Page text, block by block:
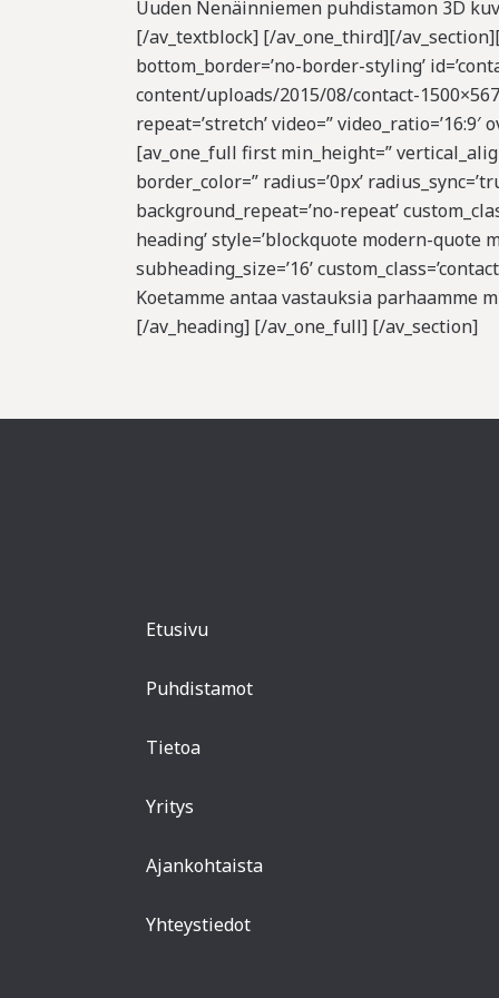
Uuden Nenäinniemen puhdistamon 3D
[/av_textblock] [/av_one_third][/
bottom_border=’no-border-styling’
content/uploads/2015/08/contact-
repeat=’stretch’ video=”
[av_one_full first min_height=”
border_color=” radius=’0px’
background_repeat=’no-repeat’
heading’ style=’blockquote modern-quote
subheading_size=’16’
Koetamme antaa vastauksia parhaamme
[/av_heading] [/av_one_full] [/av_section]
Etusivu
Puhdistamot
Tietoa
Yritys
Ajankohtaista
Yhteystiedot